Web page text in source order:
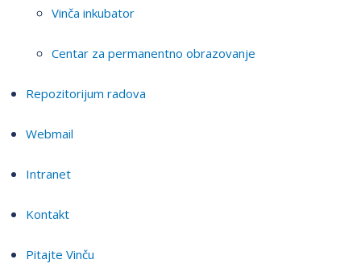
Vinča inkubator
Centar za permanentno obrazovanje
Repozitorijum radova
Webmail
Intranet
Kontakt
Pitajte Vinču